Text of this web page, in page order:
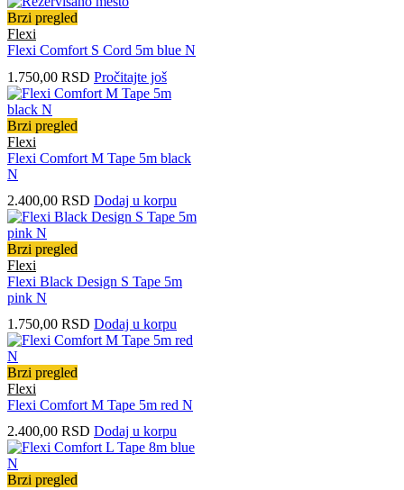
Brzi pregled
Flexi
Flexi Comfort S Cord 5m blue N
1.750,00 RSD Pročitajte još
Brzi pregled
Flexi
Flexi Comfort M Tape 5m black
N
2.400,00 RSD Dodaj u korpu
Brzi pregled
Flexi
Flexi Black Design S Tape 5m
pink N
1.750,00 RSD Dodaj u korpu
Brzi pregled
Flexi
Flexi Comfort M Tape 5m red N
2.400,00 RSD Dodaj u korpu
Brzi pregled